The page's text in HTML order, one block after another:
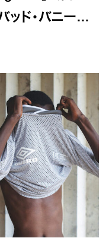
ッド・バニーら